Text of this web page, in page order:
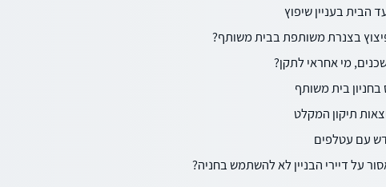
הבית בעניין שיפוץ
בצנרת משותפת בבית משותף?
מי אחראי לתקן?
בית משותף
תיקון המקלט
עם עטלפים
על דיירי הבניין לא להשתמש בחניה?